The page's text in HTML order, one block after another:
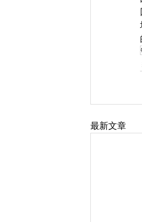
最新文章